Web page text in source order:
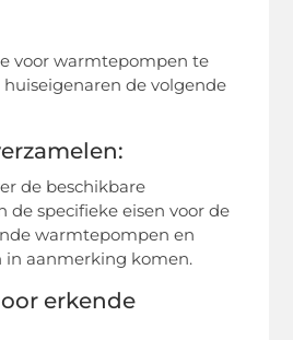
voor warmtepompen te
de volgende
de beschikbare
specifieke eisen voor de
warmtepompen en
in aanmerking komen.
erkende